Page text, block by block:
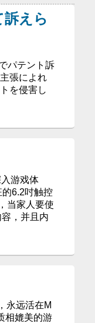
えら
パテント訴
張によれ
を侵害し
游戏体
6.2吋触控
当家人要使
，并且内
永远活在M
相媲美的游